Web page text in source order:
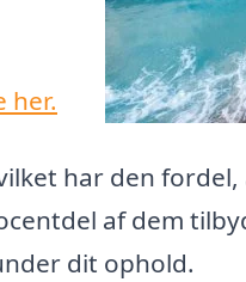
her.
har den
af dem
dit ophold.